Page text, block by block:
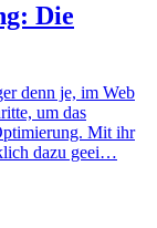
Die
denn je, im Web
um das
Mit ihr
dazu geei…